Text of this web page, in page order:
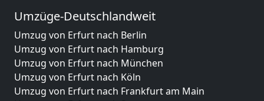
Umzüge-Deutschlandweit
Umzug von Erfurt nach Berlin
Umzug von Erfurt nach Hamburg
Umzug von Erfurt nach München
Umzug von Erfurt nach Köln
Umzug von Erfurt nach Frankfurt am Main